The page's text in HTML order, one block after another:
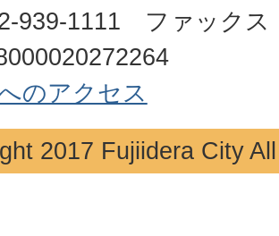
939-1111 ファックス
のアクセス
2017 Fujiidera City